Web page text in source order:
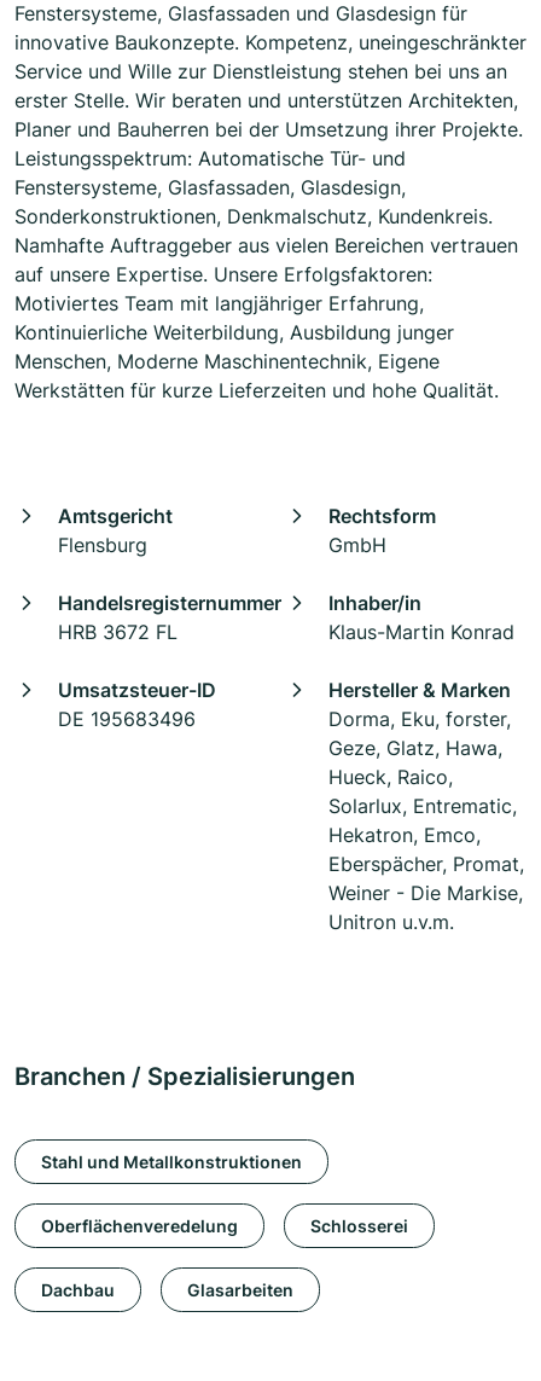
Fenstersysteme, Glasfassaden und Glasdesign für
innovative Baukonzepte. Kompetenz, uneingeschränkter
Service und Wille zur Dienstleistung stehen bei uns an
erster Stelle. Wir beraten und unterstützen Architekten,
Planer und Bauherren bei der Umsetzung ihrer Projekte.
Leistungsspektrum: Automatische Tür- und
Fenstersysteme, Glasfassaden, Glasdesign,
Sonderkonstruktionen, Denkmalschutz, Kundenkreis.
Namhafte Auftraggeber aus vielen Bereichen vertrauen
auf unsere Expertise. Unsere Erfolgsfaktoren:
Motiviertes Team mit langjähriger Erfahrung,
Kontinuierliche Weiterbildung, Ausbildung junger
Menschen, Moderne Maschinentechnik, Eigene
Werkstätten für kurze Lieferzeiten und hohe Qualität.
Amtsgericht
Flensburg
Rechtsform
GmbH
Handelsregisternummer
HRB 3672 FL
Inhaber/in
Klaus-Martin Konrad
Umsatzsteuer-ID
DE 195683496
Hersteller & Marken
Dorma, Eku, forster,
Geze, Glatz, Hawa,
Hueck, Raico,
Solarlux, Entrematic,
Hekatron, Emco,
Eberspächer, Promat,
Weiner - Die Markise,
Unitron u.v.m.
Branchen / Spezialisierungen
Stahl und Metallkonstruktionen
Oberflächenveredelung Schlosserei
Dachbau Glasarbeiten